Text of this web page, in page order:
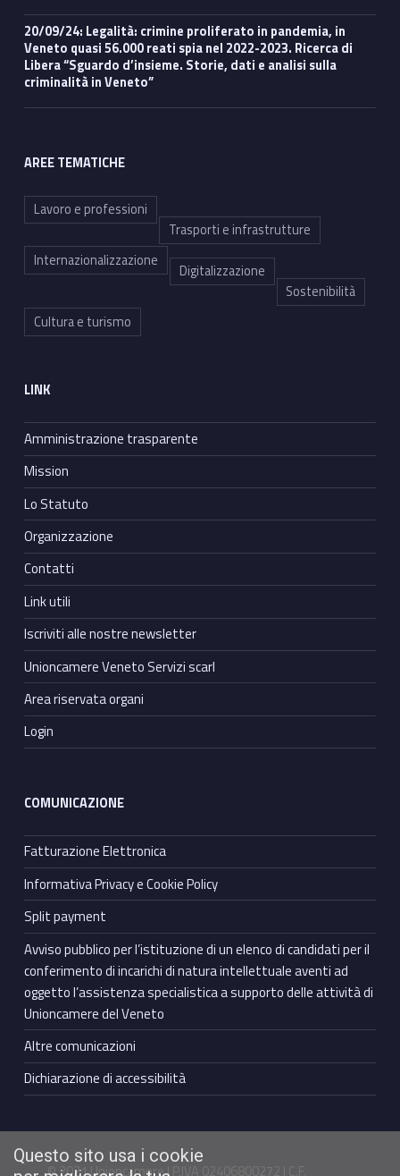
20/09/24: Legalità: crimine proliferato in pandemia, in
Veneto quasi 56.000 reati spia nel 2022-2023. Ricerca di
Libera “Sguardo d’insieme. Storie, dati e analisi sulla
criminalità in Veneto”
AREE TEMATICHE
Lavoro e professioni
Trasporti e infrastrutture
Internazionalizzazione
Digitalizzazione
Sostenibilità
Cultura e turismo
LINK
Amministrazione trasparente
Mission
Lo Statuto
Organizzazione
Contatti
Link utili
Iscriviti alle nostre newsletter
Unioncamere Veneto Servizi scarl
Area riservata organi
Login
COMUNICAZIONE
Fatturazione Elettronica
Informativa Privacy e Cookie Policy
Split payment
Avviso pubblico per l’istituzione di un elenco di candidati per il
conferimento di incarichi di natura intellettuale aventi ad
oggetto l’assistenza specialistica a supporto delle attività di
Unioncamere del Veneto
Altre comunicazioni
Dichiarazione di accessibilità
© 2021 Unioncamere | P.IVA 02406800272 | C.F.
Questo sito usa i cookie